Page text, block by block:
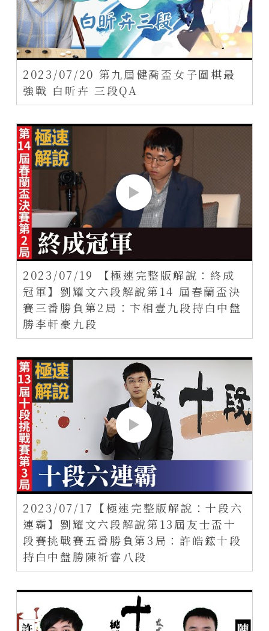
2023/07/20 第九屆健喬盃女子圍棋最
強戰 白昕卉 三段QA
2023/07/19 【極速完整版解說：終成
冠軍】劉耀文六段解說第14 屆春蘭盃決
賽三番勝負第2局：卞相壹九段持白中盤
勝李軒豪九段
2023/07/17【極速完整版解說：十段六
連霸】劉耀文六段解說第13屆友士盃十
段賽挑戰賽五番勝負第3局：許皓鋐十段
持白中盤勝陳祈睿八段